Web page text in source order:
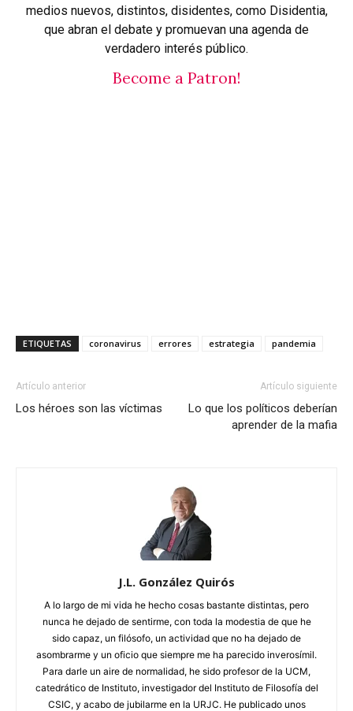
medios nuevos, distintos, disidentes, como Disidentia,
que abran el debate y promuevan una agenda de
verdadero interés público.
Become a Patron!
ETIQUETAS coronavirus errores estrategia pandemia
Artículo anterior
Los héroes son las víctimas
Artículo siguiente
Lo que los políticos deberían
aprender de la mafia
J.L. González Quirós
A lo largo de mi vida he hecho cosas bastante distintas, pero
nunca he dejado de sentirme, con toda la modestia de que he
sido capaz, un filósofo, un actividad que no ha dejado de
asombrarme y un oficio que siempre me ha parecido inverosímil.
Para darle un aire de normalidad, he sido profesor de la UCM,
catedrático de Instituto, investigador del Instituto de Filosofía del
CSIC, y acabo de jubilarme en la URJC. He publicado unos